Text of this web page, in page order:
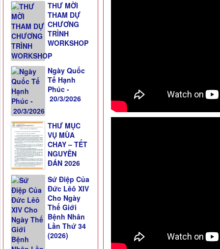
THƯ MỜI
THAM DỰ
CHƯƠNG
TRÌNH
WORKSHOP
Ngày Quốc
Tế Hạnh
Phúc -
20/3/2026
THƯ MỤC
VỤ MÙA
CHAY – TẾT
NGUYÊN
ĐÁN 2026
Sứ Điệp Của
Đức Lêô XIV
Cho Ngày
Thế Giới
Bệnh Nhân
Lần Thứ 34
(2026)